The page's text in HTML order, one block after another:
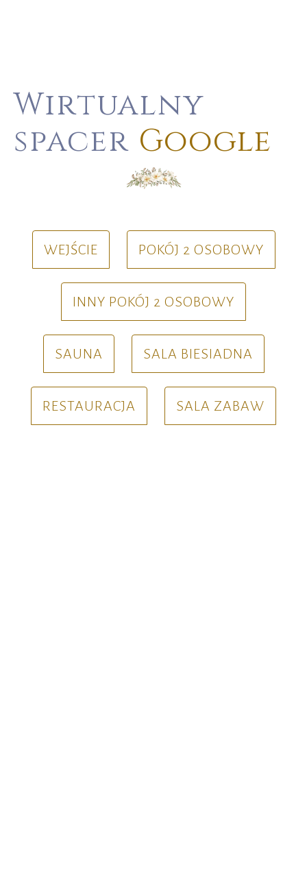
Wirtualny
spacer Google
WEJŚCIE POKÓJ 2 OSOBOWY
INNY POKÓJ 2 OSOBOWY
SAUNA SALA BIESIADNA
RESTAURACJA SALA ZABAW